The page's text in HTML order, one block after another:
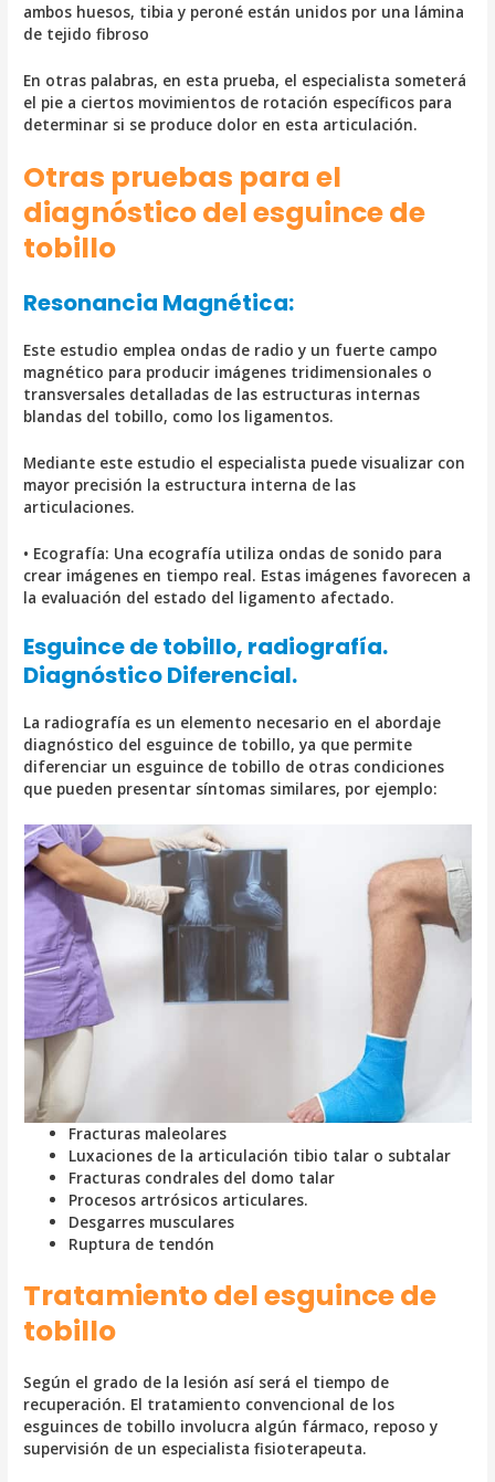
ambos huesos, tibia y peroné están unidos por una lámina
de tejido fibroso
En otras palabras, en esta prueba, el especialista someterá
el pie a ciertos movimientos de rotación específicos para
determinar si se produce dolor en esta articulación.
Otras pruebas para el
diagnóstico del esguince de
tobillo
Resonancia Magnética:
Este estudio emplea ondas de radio y un fuerte campo
magnético para producir imágenes tridimensionales o
transversales detalladas de las estructuras internas
blandas del tobillo, como los ligamentos.
Mediante este estudio el especialista puede visualizar con
mayor precisión la estructura interna de las
articulaciones.
• Ecografía: Una ecografía utiliza ondas de sonido para
crear imágenes en tiempo real. Estas imágenes favorecen a
la evaluación del estado del ligamento afectado.
Esguince de tobillo, radiografía.
Diagnóstico Diferencial.
La radiografía es un elemento necesario en el abordaje
diagnóstico del esguince de tobillo, ya que permite
diferenciar un esguince de tobillo de otras condiciones
que pueden presentar síntomas similares, por ejemplo:
Fracturas maleolares
Luxaciones de la articulación tibio talar o subtalar
Fracturas condrales del domo talar
Procesos artrósicos articulares.
Desgarres musculares
Ruptura de tendón
Tratamiento del esguince de
tobillo
Según el grado de la lesión así será el tiempo de
recuperación. El tratamiento convencional de los
esguinces de tobillo involucra algún fármaco, reposo y
supervisión de un especialista fisioterapeuta.